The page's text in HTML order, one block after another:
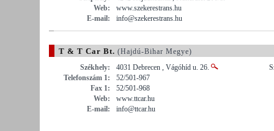
Web:
www.szekerestrans.hu
E-mail:
info@szekerestrans.hu
T & T Car Bt. (Hajdú-Bihar Megye)
Székhely:
4031 Debrecen , Vágóhíd u. 26.
Telefonszám 1:
52/501-967
Fax 1:
52/501-968
Web:
www.ttcar.hu
E-mail:
info@ttcar.hu